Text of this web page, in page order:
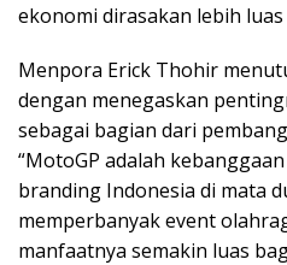
ekonomi dirasakan lebih
Menpora Erick Thohir
dengan menegaskan
sebagai bagian dari
“MotoGP adalah
branding Indonesia di mata
memperbanyak event
manfaatnya semakin luas